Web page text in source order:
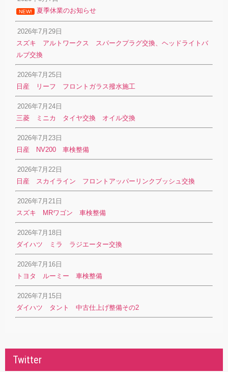
NEW! 夏季休業のお知らせ
2026年7月29日
スズキ アルトワークス スパークプラグ交換、ヘッドライトバ
ルブ交換
2026年7月25日
日産 リーフ フロントガラス撥水施工
2026年7月24日
三菱 ミニカ タイヤ交換 オイル交換
2026年7月23日
日産 NV200 車検整備
2026年7月22日
日産 スカイライン フロントアッパーリンクブッシュ交換
2026年7月21日
スズキ MRワゴン 車検整備
2026年7月18日
ダイハツ ミラ ラジエーター交換
2026年7月16日
トヨタ ルーミー 車検整備
2026年7月15日
ダイハツ タント 中古仕上げ整備その2
Twitter